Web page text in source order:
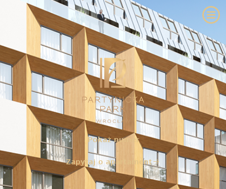
Pokaż numer
Zapytaj o apartament